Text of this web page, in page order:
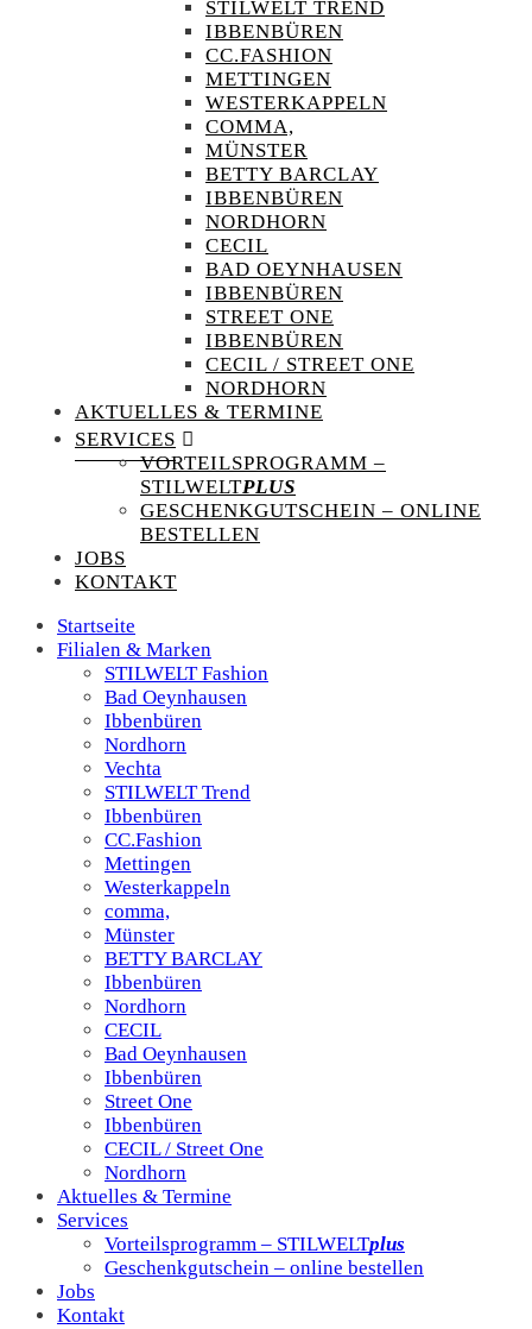
STILWELT TREND
IBBENBÜREN
CC.FASHION
METTINGEN
WESTERKAPPELN
COMMA,
MÜNSTER
BETTY BARCLAY
IBBENBÜREN
NORDHORN
CECIL
BAD OEYNHAUSEN
IBBENBÜREN
STREET ONE
IBBENBÜREN
CECIL / STREET ONE
NORDHORN
AKTUELLES & TERMINE
SERVICES
VORTEILSPROGRAMM –
STILWELTPLUS
GESCHENKGUTSCHEIN – ONLINE
BESTELLEN
JOBS
KONTAKT
Startseite
Filialen & Marken
STILWELT Fashion
Bad Oeynhausen
Ibbenbüren
Nordhorn
Vechta
STILWELT Trend
Ibbenbüren
CC.Fashion
Mettingen
Westerkappeln
comma,
Münster
BETTY BARCLAY
Ibbenbüren
Nordhorn
CECIL
Bad Oeynhausen
Ibbenbüren
Street One
Ibbenbüren
CECIL / Street One
Nordhorn
Aktuelles & Termine
Services
Vorteilsprogramm – STILWELTplus
Geschenkgutschein – online bestellen
Jobs
Kontakt